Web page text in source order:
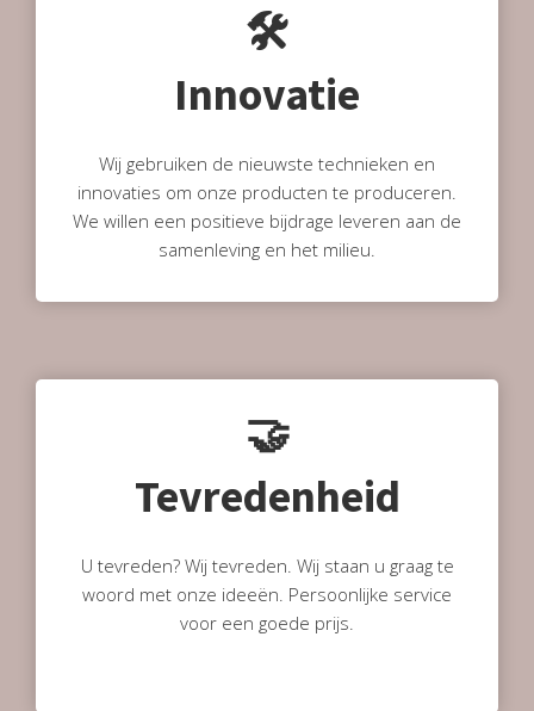
🛠
Innovatie
Wij gebruiken de nieuwste technieken en
innovaties om onze producten te produceren.
We willen een positieve bijdrage leveren aan de
samenleving en het milieu.
🤝
Tevredenheid
U tevreden? Wij tevreden. Wij staan u graag te
woord met onze ideeën. Persoonlijke service
voor een goede prijs.